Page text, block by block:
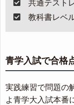
共通テスト
教科書レベ
青学入試で合格
実践練習で問題の
よ青学大入試本番